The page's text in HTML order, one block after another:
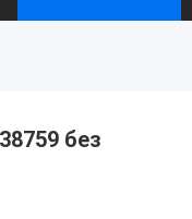
без